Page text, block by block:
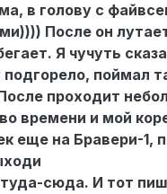
в голову с
После он
Я чучуть
подгорело, поймал
проходит
времени и мой
еще на Бравери-1,
сюда. И тот